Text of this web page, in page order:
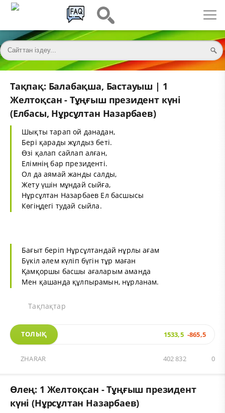
Тақпақ: Балабақша, Бастауыш | 1
Желтоқсан - Тұңғыш президент күні
(Елбасы, Нұрсұлтан Назарбаев)
Шықты тарап ой данадан,
Бері қарады жұлдыз беті.
Өзі қалап сайлап алған,
Елімнің бар президенті.
Ол да аямай жанды салды,
Жету үшін мұндай сыйға,
Нұрсұлтан Назарбаев Ел басшысы
Көгіңдегі тудай сыйла.
Бағыт беріп Нұрсұлтандай нұрлы ағам
Бүкіл әлем күліп бүгін тұр маған
Қамқоршы басшы ағаларым аманда
Мен қашанда құлпырамын, нұрланам.
Тақпақтар
ТОЛЫҚ 1533,5 -865,5
ZHARAR 0
402 832
Өлең: 1 Желтоқсан - Тұңғыш президент
күні (Нұрсұлтан Назарбаев)